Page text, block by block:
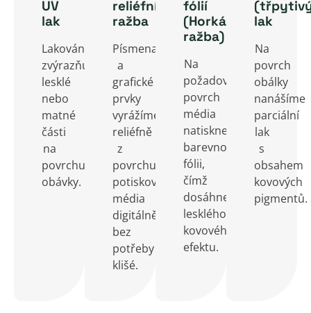
extra
UV
lak
Lakováním
zvýrazňujeme
lesklé
nebo
matné
části
na
povrchu
obávky.
reliéfní
ražba
Písmena
a
grafické
prvky
vyrážíme
reliéfně
z
povrchu
potiskovaného
média
digitálně,
bez
potřeby
klišé.
fólií
(Horká
ražba)
Na
požadovaný
povrch
média
natiskneme
barevnou
fólii,
čímž
dosáhneme
lesklého,
kovového
efektu.
lak
Na
povrch
obálky
nanášíme
parciální
lak
s
obsahem
kovových
pigmentů.